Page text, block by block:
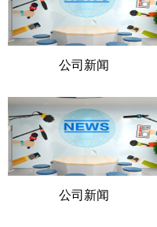
公司新闻
公司新闻